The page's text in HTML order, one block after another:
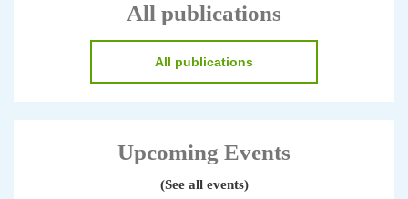
All publications
All publications
Upcoming Events
(See all events)